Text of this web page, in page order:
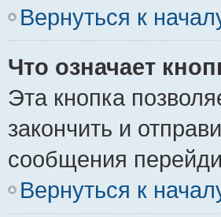
Вернуться к
Что означает
Эта кнопка
закончить и
сообщения
Вернуться к